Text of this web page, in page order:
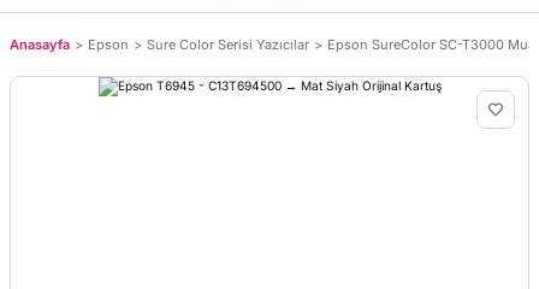
Anasayfa Epson Sure Color Serisi Yazıcılar Epson SureColor SC-T3000